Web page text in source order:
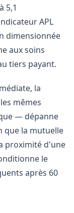
5,1
APL
dimensionnée
aux soins
tiers payant.
la
mêmes
— dépanne
que la mutuelle
proximité d'une
le
après 60